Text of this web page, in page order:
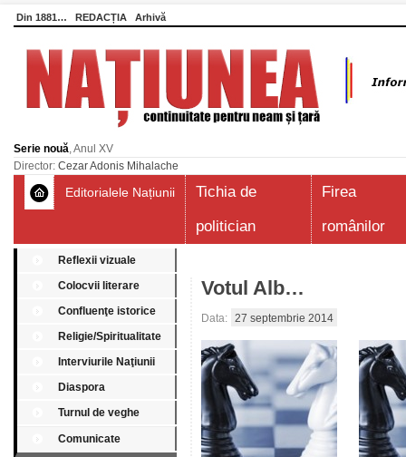
Din 1881… REDACȚIA Arhivă
Serie nouă, Anul XV
Director: Cezar Adonis Mihalache
Editorialele Națiunii
Tichia de
politician
Firea
românilor
Reflexii vizuale
Colocvii literare
Confluenţe istorice
Religie/Spiritualitate
Interviurile Naţiunii
Diaspora
Turnul de veghe
Comunicate
Votul Alb…
Data: 27 septembrie 2014